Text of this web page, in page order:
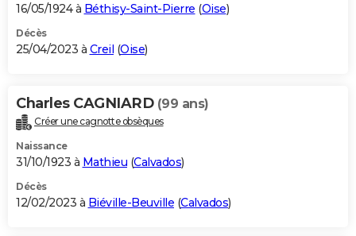
16/05/1924 à Béthisy-Saint-Pierre (Oise)
Décès
25/04/2023 à Creil (Oise)
Charles CAGNIARD (99 ans)
Créer une cagnotte obsèques
Naissance
31/10/1923 à Mathieu (Calvados)
Décès
12/02/2023 à Biéville-Beuville (Calvados)